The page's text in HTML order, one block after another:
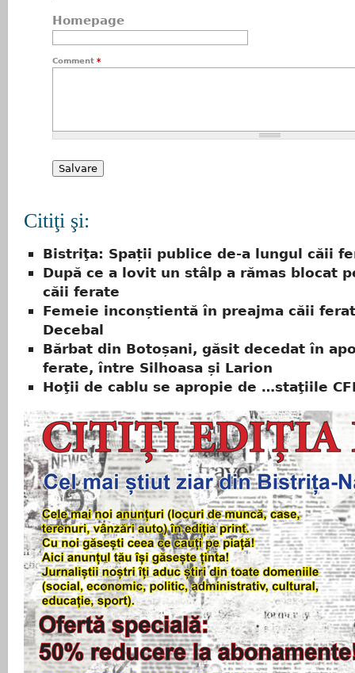
Homepage
Comment *
Citiţi şi:
Bistriţa: Spații publice de-a lungul căii
După ce a lovit un stâlp a rămas blocat
căii ferate
Femeie inconștientă în preajma căii
Decebal
Bărbat din Botoșani, găsit decedat în
ferate, între Silhoasa și Larion
Hoţii de cablu se apropie de …staţiile